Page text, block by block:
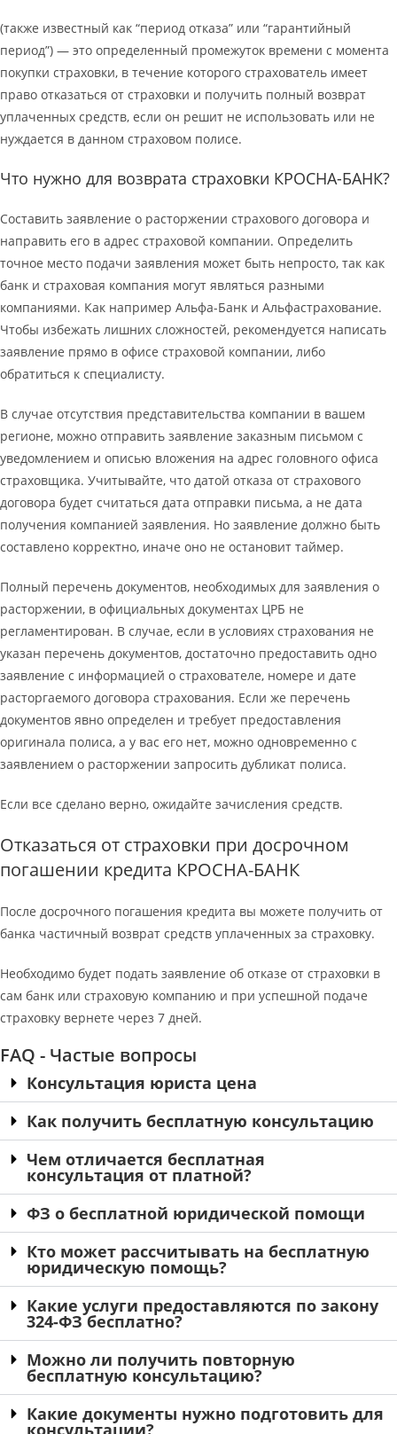
(также известный как “период отказа” или “гарантийный
период”) — это определенный промежуток времени с момента
покупки страховки, в течение которого страхователь имеет
право отказаться от страховки и получить полный возврат
уплаченных средств, если он решит не использовать или не
нуждается в данном страховом полисе.
Что нужно для возврата страховки КРОСНА-БАНК?
Составить заявление о расторжении страхового договора и
направить его в адрес страховой компании. Определить
точное место подачи заявления может быть непросто, так как
банк и страховая компания могут являться разными
компаниями. Как например Альфа-Банк и Альфастрахование.
Чтобы избежать лишних сложностей, рекомендуется написать
заявление прямо в офисе страховой компании, либо
обратиться к специалисту.
В случае отсутствия представительства компании в вашем
регионе, можно отправить заявление заказным письмом с
уведомлением и описью вложения на адрес головного офиса
страховщика. Учитывайте, что датой отказа от страхового
договора будет считаться дата отправки письма, а не дата
получения компанией заявления. Но заявление должно быть
составлено корректно, иначе оно не остановит таймер.
Полный перечень документов, необходимых для заявления о
расторжении, в официальных документах ЦРБ не
регламентирован. В случае, если в условиях страхования не
указан перечень документов, достаточно предоставить одно
заявление с информацией о страхователе, номере и дате
расторгаемого договора страхования. Если же перечень
документов явно определен и требует предоставления
оригинала полиса, а у вас его нет, можно одновременно с
заявлением о расторжении запросить дубликат полиса.
Если все сделано верно, ожидайте зачисления средств.
Отказаться от страховки при досрочном
погашении кредита КРОСНА-БАНК
После досрочного погашения кредита вы можете получить от
банка частичный возврат средств уплаченных за страховку.
Необходимо будет подать заявление об отказе от страховки в
сам банк или страховую компанию и при успешной подаче
страховку вернете через 7 дней.
FAQ - Частые вопросы
Консультация юриста цена
Как получить бесплатную консультацию
Чем отличается бесплатная
консультация от платной?
ФЗ о бесплатной юридической помощи
Кто может рассчитывать на бесплатную
юридическую помощь?
Какие услуги предоставляются по закону
324-ФЗ бесплатно?
Можно ли получить повторную
бесплатную консультацию?
Какие документы нужно подготовить для
консультации?